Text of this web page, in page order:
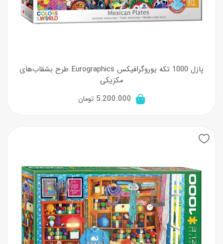
پازل 1000 تکه یوروگرافیکس Eurographics طرح بشقاب‌های
مکزیکی
5.200.000 تومان